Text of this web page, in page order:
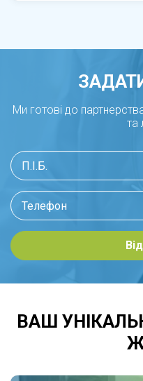
Ми готові до
та
ВАШ